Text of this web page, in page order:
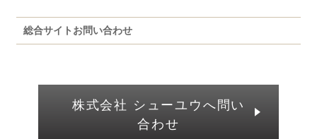
総合サイトお問い合わせ
株式会社 シューユウへ問い
合わせ